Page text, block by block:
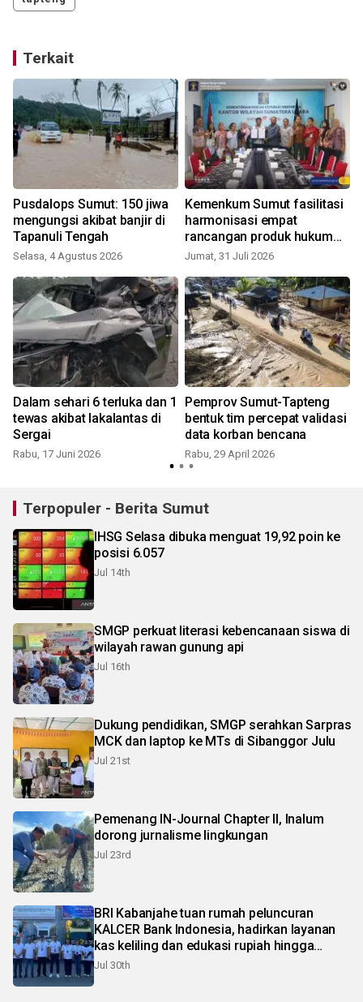
Terkait
Pusdalops Sumut: 150 jiwa
mengungsi akibat banjir di
Tapanuli Tengah
Selasa, 4 Agustus 2026
Kemenkum Sumut fasilitasi
harmonisasi empat
rancangan produk hukum
daerah Tapteng
Jumat, 31 Juli 2026
Dalam sehari 6 terluka dan 1
tewas akibat lakalantas di
Sergai
Rabu, 17 Juni 2026
Pemprov Sumut-Tapteng
bentuk tim percepat validasi
data korban bencana
Rabu, 29 April 2026
Terpopuler - Berita Sumut
IHSG Selasa dibuka menguat 19,92 poin ke
posisi 6.057
Jul 14th
SMGP perkuat literasi kebencanaan siswa di
wilayah rawan gunung api
Jul 16th
Dukung pendidikan, SMGP serahkan Sarpras
MCK dan laptop ke MTs di Sibanggor Julu
Jul 21st
Pemenang IN-Journal Chapter II, Inalum
dorong jurnalisme lingkungan
Jul 23rd
BRI Kabanjahe tuan rumah peluncuran
KALCER Bank Indonesia, hadirkan layanan
kas keliling dan edukasi rupiah hingga
pelosok Karo
Jul 30th